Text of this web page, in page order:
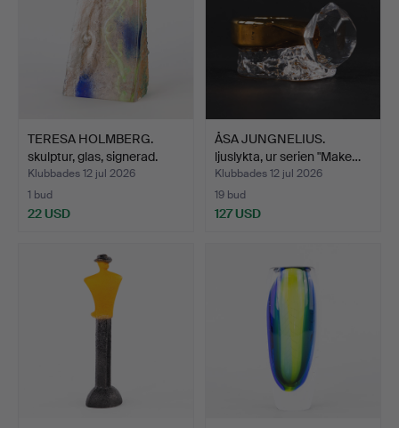
TERESA HOLMBERG.
skulptur, glas, signerad.
Klubbades 12 jul 2026
1 bud
22 USD
ÅSA JUNGNELIUS.
ljuslykta, ur serien "Make…
Klubbades 12 jul 2026
19 bud
127 USD